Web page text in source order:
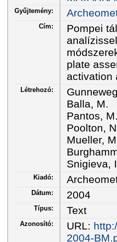
Gyűjtemény:
Cím:
Pompei
plate
activation
Létrehozó:
Balla, M.
Pantos, M.
Poolton,
Mueller,
Snigieva,
Kiadó:
Dátum: 2004
Típus: Text
Azonosító: URL:
2004-